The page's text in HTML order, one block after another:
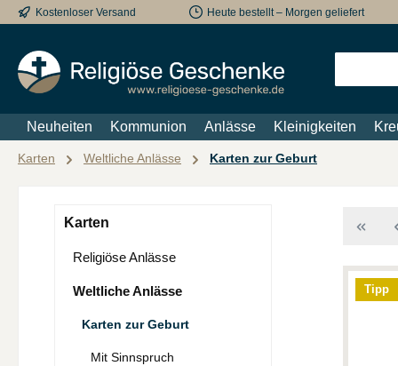
Hauptinhalt springen
Zur Suche springen
Zur Hauptnavigation springen
Kostenloser Versand Heute bestellt – Morgen geliefert
Neuheiten Kommunion Anlässe Kleinigkeiten
Karten Weltliche Anlässe Karten zur Geburt
Karten
Religiöse Anlässe
Weltliche Anlässe
Karten zur Geburt
Mit Sinnspruch
Tipp